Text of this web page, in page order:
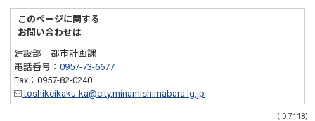
このページに関する
お問い合わせは
建設部 都市計画課
電話番号：0957-73-6677
Fax：0957-82-0240
toshikeikaku-ka@city.minamishimabara.lg.jp
（ID:7118）